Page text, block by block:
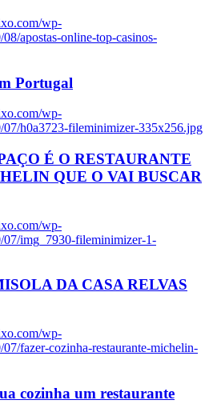
wp-
apostas-online-top-casinos-
Portugal
wp-
07/h0a3723-fileminimizer-335x256.jpg
É O RESTAURANTE
QUE O VAI BUSCAR
wp-
07/img_7930-fileminimizer-1-
DA CASA RELVAS
wp-
fazer-cozinha-restaurante-michelin-
cozinha um restaurante